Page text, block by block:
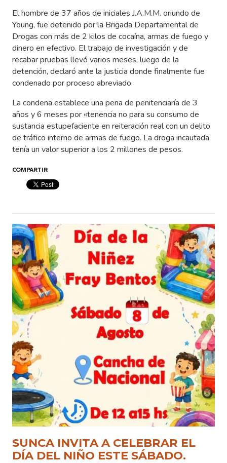
El hombre de 37 años de iniciales J.A.M.M. oriundo de
Young, fue detenido por la Brigada Departamental de
Drogas con más de 2 kilos de cocaína, armas de fuego y
dinero en efectivo. El trabajo de investigación y de
recabar pruebas llevó varios meses, luego de la
detención, declaró ante la justicia donde finalmente fue
condenado por proceso abreviado.
La condena establece una pena de penitenciaría de 3
años y 6 meses por «tenencia no para su consumo de
sustancia estupefaciente en reiteración real con un delito
de tráfico interno de armas de fuego. La droga incautada
tenía un valor superior a los 2 millones de pesos.
COMPARTIR
SUNCA INVITA A CELEBRAR EL
DÍA DEL NIÑO ESTE SÁBADO.